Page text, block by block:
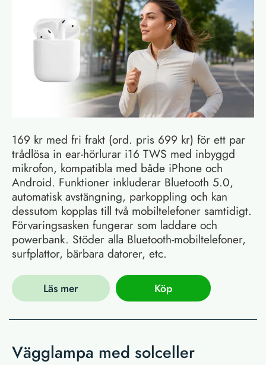
169 kr med fri frakt (ord. pris 699 kr) för ett par
trådlösa in ear-hörlurar i16 TWS med inbyggd
mikrofon, kompatibla med både iPhone och
Android. Funktioner inkluderar Bluetooth 5.0,
automatisk avstängning, parkoppling och kan
dessutom kopplas till två mobiltelefoner samtidigt.
Förvaringsasken fungerar som laddare och
powerbank. Stöder alla Bluetooth-mobiltelefoner,
surfplattor, bärbara datorer, etc.
Läs mer Köp
Vägglampa med solceller